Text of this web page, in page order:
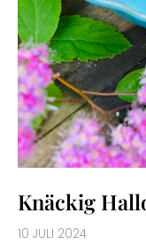
Knäckig
10 JULI 2024